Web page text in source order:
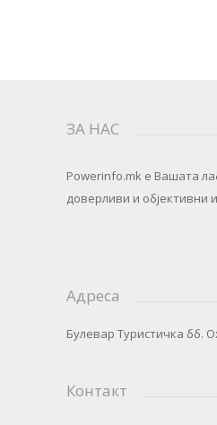
ЗА НАС
Powerinfo.mk e Вашата
доверливи и објективни
Адреса
Булевар Туристичка бб.
Контакт